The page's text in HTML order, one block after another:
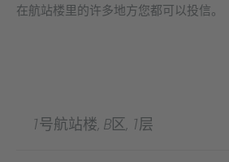
在航站楼里的许多地方您都可以投信。
1号航站楼, B区, 1层